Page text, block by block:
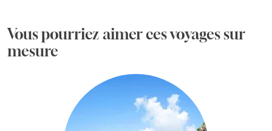
Vous pourriez aimer ces voyages sur
mesure